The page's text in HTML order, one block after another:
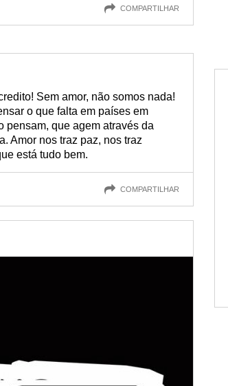
COMPARTILHAR
Sem amor, não somos nada!
o que falta em países em
pensam, que agem através da
Amor nos traz paz, nos traz
está tudo bem.
COMPARTILHAR